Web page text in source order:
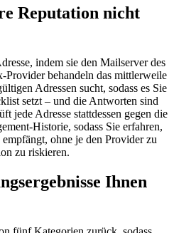
Reputation nicht
indem sie den Mailserver des
Provider behandeln das mittlerweile
Adressen sucht, sodass es Sie
setzt – und die Antworten sind
jede Adresse stattdessen gegen die
Historie, sodass Sie erfahren,
ohne je den Provider zu
zu riskieren.
Ihnen